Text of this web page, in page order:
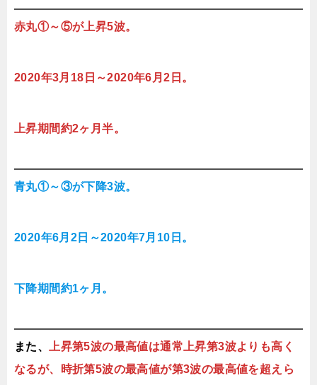
赤丸①～⑤が上昇5波。
2020年3月18日～2020年6月2日。
上昇期間約2ヶ月半。
青丸①～③が下降3波。
2020年6月2日～2020年7月10日。
下降期間約1ヶ月。
また、
上昇第5波の最高値は通常上昇第3波よりも高く
なるが、時折第5波の最高値が第3波の最高値を超えら